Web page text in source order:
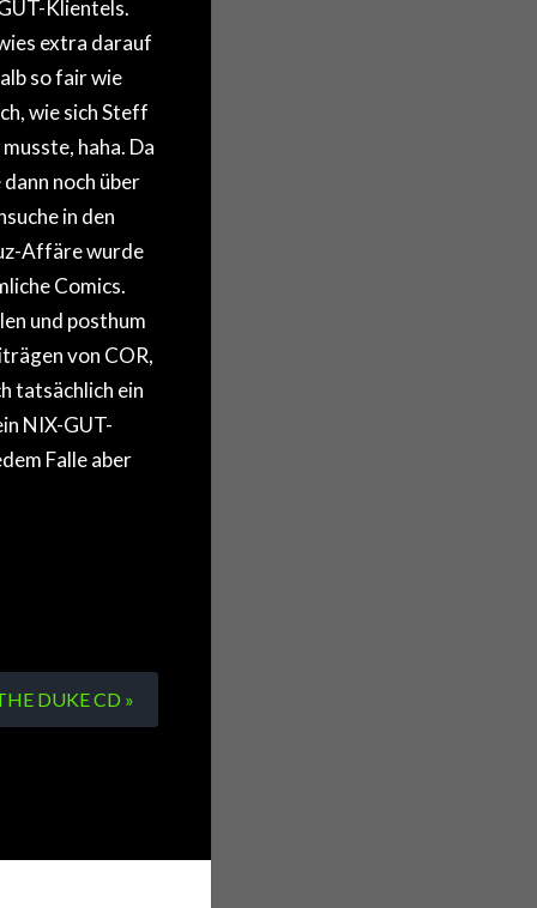
Klientels.
extra darauf
so fair wie
wie sich Steff
haha. Da
noch über
in den
Affäre wurde
Comics.
und posthum
von COR,
tatsächlich ein
NIX-GUT-
Falle aber
DUKE CD »